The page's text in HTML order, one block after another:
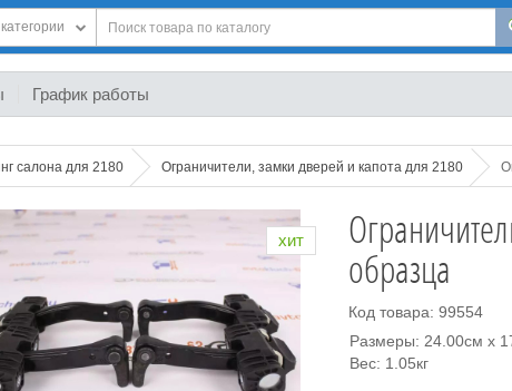
График работы
салона для 2180 Ограничители, замки дверей и капота для 2180
хит
образца
Код товара: 99554
Размеры: 24.00см x
Вес: 1.05кг